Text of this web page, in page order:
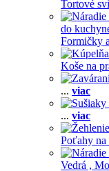
Tortové
do
Formičky
Koše na
... viac
... viac
Poťahy na
Vedrá ,